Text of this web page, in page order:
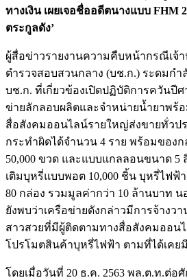
ทางเงิน เผยเจอชื่ออดีตนางแบบ FHM
ตระกูลดัง’
ผู้สื่อข่าวรายงานความคืบหน้ากรณีเจ้
ตำรวจสอบสวนกลาง (บช.ก.) ระดมกำ
บช.ก. ที่เกี่ยวข้องเปิดปฏิบัติการควันปีศ
ข่ายลักลอบผลิตและจำหน่ายน้ำยาพร้
สื่อสังคมออนไลน์รายใหญ่ส่งขายทั่วป
กระทำผิดได้จำนวน 4 ราย พร้อมของ
50,000 ขวด และแบบแกลลอนขนาด 5
เติมบุหรี่แบบพอต 10,000 ชิ้น บุหรี่ไฟฟ้
80 กล่อง รวมมูลค่ากว่า 10 ล้านบาท
ยังพบว่าเครือข่ายดังกล่าวมีการจ้างว
สาวสวยที่มีผู้ติดตามทางสื่อสังคมออน
โปรโมตสินค้าบุหรี่ไฟฟ้า ตามที่ได้เคย
โดยเมื่อวันที่ 20 ธ.ค. 2563 พล.ต.ท.ต่อ